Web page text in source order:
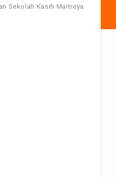
Sekolah Kasih Maitreya